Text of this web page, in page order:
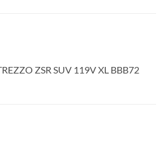
ZSR SUV 119V XL BBB72